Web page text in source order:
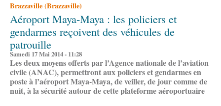
Brazzaville (Brazzaville)
Aéroport Maya-Maya : les policiers et
gendarmes reçoivent des véhicules de
patrouille
Samedi 17 Mai 2014 - 11:28
Les deux moyens offerts par l’Agence nationale de l’aviation
civile (ANAC), permettront aux policiers et gendarmes en
poste à l’aéroport Maya-Maya, de veiller, de jour comme de
nuit, à la sécurité autour de cette plateforme aéroportuaire